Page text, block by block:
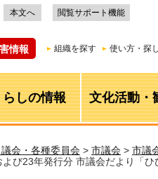
本文へ 閲覧サポート機能
情報 組織を探す 使い方・探
らしの情報 文化活動・
会・各種委員会 > 市議会 > 市議
び23年発行分 市議会だより「ひ